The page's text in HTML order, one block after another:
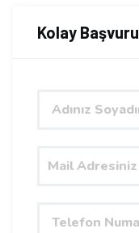
Kolay Başvuru